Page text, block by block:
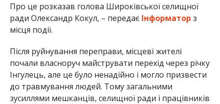
Про це розказав голова Широківської селищної
ради Олександр Кокул, – передає Інформатор з
місця події.
Після руйнування переправи, місцеві жителі
почали власноруч майструвати перехід через річку
Інгулець, але це було ненадійно і могло призвести
до травмування людей. Тому загальними
зусиллями мешканців, селищної ради і працівників